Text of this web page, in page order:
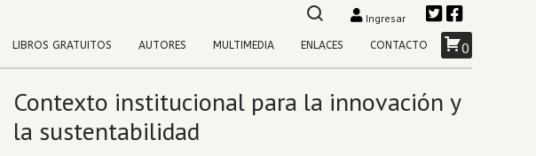
Ingresar
0
LIBROS GRATUITOS AUTORES MULTIMEDIA ENLACES CONTACTO
Contexto institucional para la innovación y
la sustentabilidad